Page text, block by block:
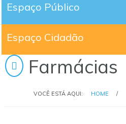
Espaço Público
Espaço Cidadão
Farmácias
VOCÊ ESTÁ AQUI: HOME /